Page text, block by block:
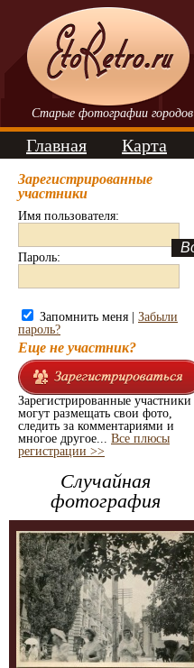
Старые фотографии городов
Главная Карта
Зарегистрированные
участники
Имя пользователя:
Пароль:
Запомнить меня | Забыли
пароль?
Еще не участник?
Зарегистрированные участники
могут размещать свои фото,
следить за комментариями и
многое другое... Все плюсы
регистрации >>
Случайная
фотография